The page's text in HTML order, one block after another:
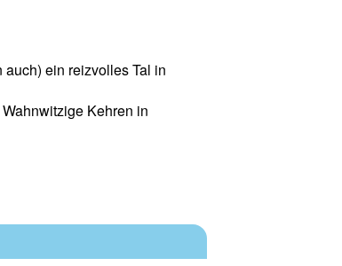
ein reizvolles Tal in
Kehren in